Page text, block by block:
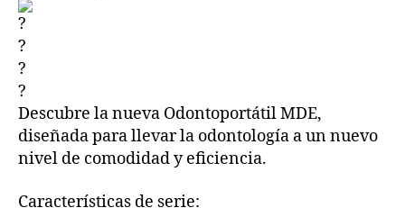
Descubre la nueva Odontoportátil MDE,
diseñada para llevar la odontología a un nuevo
nivel de comodidad y eficiencia.
Características de serie: